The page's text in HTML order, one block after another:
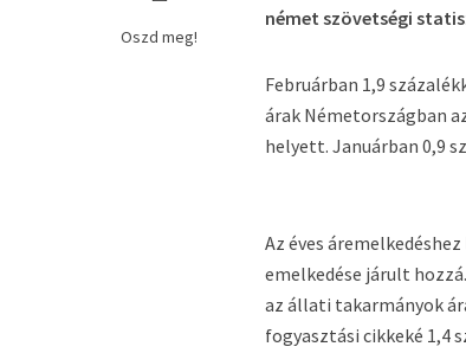
Oszd meg!
német szövetségi
Februárban 1,9
árak Németországban
helyett. Januárban 0,9
Az éves
emelkedése járult
az állati takarmányok
fogyasztási cikkeké 1,4